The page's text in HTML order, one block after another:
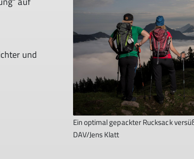
und
Ein optimal gepackter Rucksack
DAV/Jens Klatt